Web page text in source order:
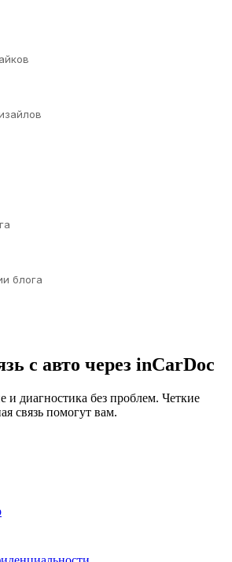
блога
с авто через inCarDoc
и диагностика без проблем. Четкие
связь помогут вам.